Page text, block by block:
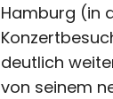
Hamburg (in
deutlich
von seinem